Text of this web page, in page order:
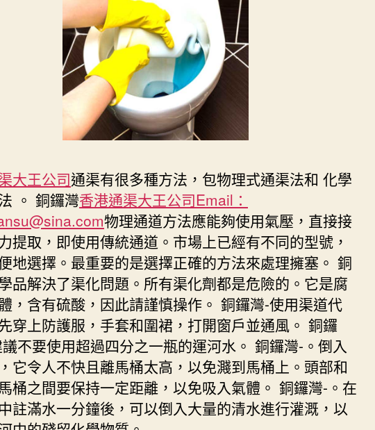
大王公司通渠有很多種方法，包物理式通渠法和 化學
。 銅鑼灣香港通渠大王公司Email：
物理通道方法應能夠使用氣壓，直接接
提取，即使用傳統通道。市場上已經有不同的型號，
地選擇。最重要的是選擇正確的方法來處理擁塞。 銅
品解決了渠化問題。所有渠化劑都是危險的。它是腐
，含有硫酸，因此請謹慎操作。 銅鑼灣-使用渠道代
穿上防護服，手套和圍裙，打開窗戶並通風。 銅鑼
不要使用超過四分之一瓶的運河水。 銅鑼灣-。倒入
它令人不快且離馬桶太高，以免濺到馬桶上。頭部和
桶之間要保持一定距離，以免吸入氣體。 銅鑼灣-。在
註滿水一分鐘後，可以倒入大量的清水進行灌溉，以